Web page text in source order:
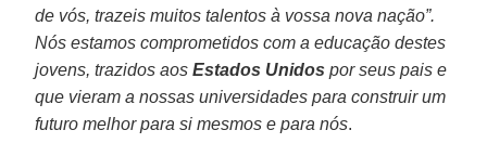
de vós, trazeis muitos talentos à vossa nova nação”.
Nós estamos comprometidos com a educação destes
jovens, trazidos aosEstados Unidos por seus pais e
que vieram a nossas universidades para construir um
futuro melhor para si mesmos e para nós.